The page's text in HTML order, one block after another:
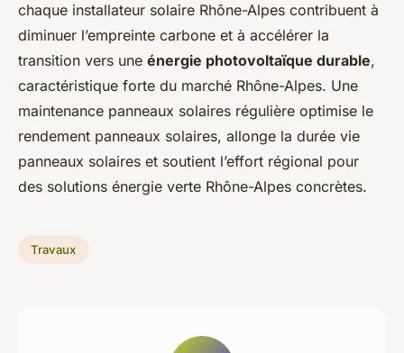
chaque installateur solaire Rhône-Alpes contribuent à
diminuer l’empreinte carbone et à accélérer la
transition vers une énergie photovoltaïque durable,
caractéristique forte du marché Rhône-Alpes. Une
maintenance panneaux solaires régulière optimise le
rendement panneaux solaires, allonge la durée vie
panneaux solaires et soutient l’effort régional pour
des solutions énergie verte Rhône-Alpes concrètes.
Travaux